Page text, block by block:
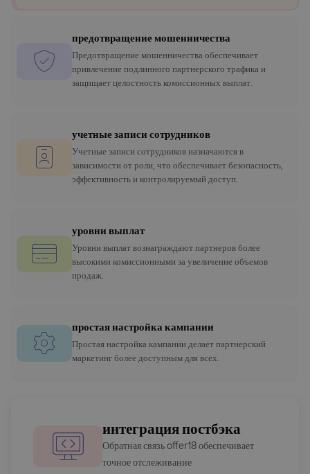
предотвращение мошенничества
Предотвращение мошенничества обеспечивает
привлечение подлинного партнерского трафика и
защищает целостность комиссионных выплат.
учетные записи сотрудников
Учетные записи сотрудников назначаются в
зависимости от роли, что обеспечивает безопасность,
эффективность и контролируемый доступ.
уровни выплат
Уровни выплат вознаграждают партнеров более
высокими комиссионными за увеличение объемов
продаж.
простая настройка кампании
Простая настройка кампании делает партнерский
маркетинг более доступным для всех.
интеграция постбэка
Обратная связь offer18 обеспечивает
точное отслеживание